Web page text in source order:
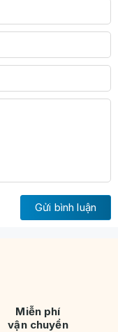
Gửi bình luận
Miễn phí
vận chuyển